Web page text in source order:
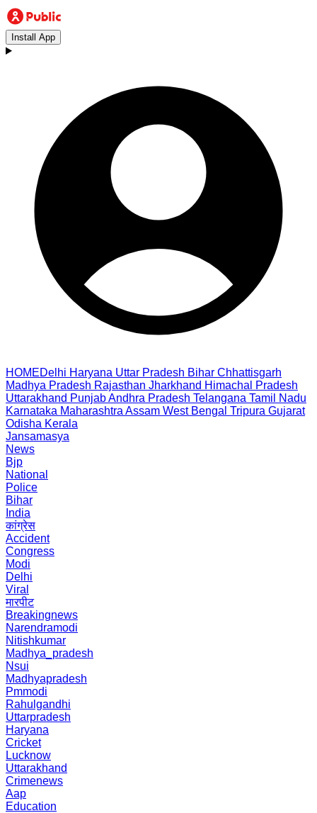
Install App
HOMEDelhi Haryana Uttar Pradesh Bihar Chhattisgarh
Madhya Pradesh Rajasthan Jharkhand Himachal Pradesh
Uttarakhand PunjabAndhra Pradesh Telangana Tamil Nadu
Karnataka Maharashtra Assam West Bengal Tripura Gujarat
Odisha Kerala
Jansamasya
News
Bjp
National
Police
Bihar
India
कांग्रेस
Accident
Congress
Modi
Delhi
Viral
मारपीट
Breakingnews
Narendramodi
Nitishkumar
Madhya_pradesh
Nsui
Madhyapradesh
Pmmodi
Rahulgandhi
Uttarpradesh
Haryana
Cricket
Lucknow
Uttarakhand
Crimenews
Aap
Education